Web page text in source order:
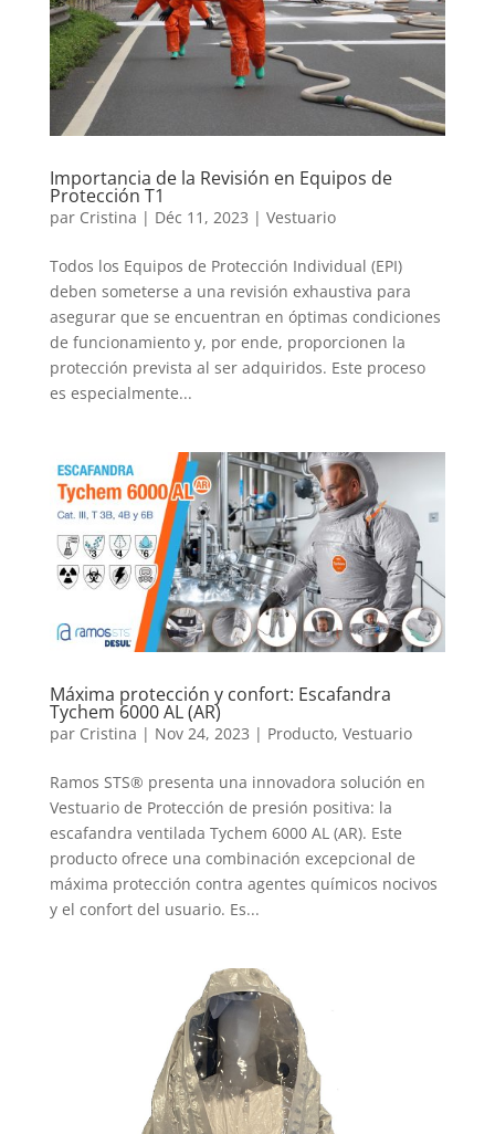
Importancia de la Revisión en Equipos de
Protección T1
par Cristina | Déc 11, 2023 | Vestuario
Todos los Equipos de Protección Individual (EPI)
deben someterse a una revisión exhaustiva para
asegurar que se encuentran en óptimas condiciones
de funcionamiento y, por ende, proporcionen la
protección prevista al ser adquiridos. Este proceso
es especialmente...
Máxima protección y confort: Escafandra
Tychem 6000 AL (AR)
par Cristina | Nov 24, 2023 | Producto, Vestuario
Ramos STS® presenta una innovadora solución en
Vestuario de Protección de presión positiva: la
escafandra ventilada Tychem 6000 AL (AR). Este
producto ofrece una combinación excepcional de
máxima protección contra agentes químicos nocivos
y el confort del usuario. Es...